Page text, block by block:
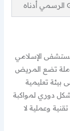
الإسلامي
تضع المريض
تعليمية
دوري لمواكبة
وعملية لا